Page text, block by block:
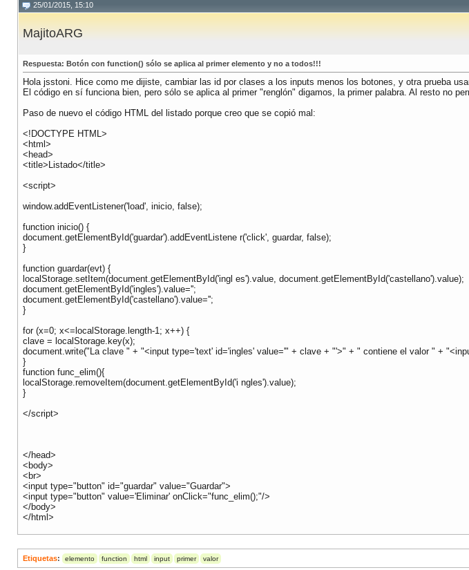
25/01/2015, 15:10
MajitoARG
Respuesta: Botón con function() sólo se aplica al primer elemento y no a todos!!!
Hola jsstoni. Hice como me dijiste, cambiar las id por clases a los inputs menos los botones, y otra prueba
El código en sí funciona bien, pero sólo se aplica al primer "renglón" digamos, la primer palabra. Al resto no
Paso de nuevo el código HTML del listado porque creo que se copió mal:
<!DOCTYPE HTML>
<html>
<head>
<title>Listado</title>
<script>
window.addEventListener('load', inicio, false);
function inicio() {
document.getElementById('guardar').addEventListene r('click', guardar, false);
}
function guardar(evt) {
localStorage.setItem(document.getElementById('ingl es').value, document.getElementById('castellano').value);
document.getElementById('ingles').value='';
document.getElementById('castellano').value='';
}
for (x=0; x<=localStorage.length-1; x++) {
clave = localStorage.key(x);
document.write("La clave " + "<input type='text' id='ingles' value='" + clave + "'>" + " contiene el valor " +
}
function func_elim(){
localStorage.removeItem(document.getElementById('i ngles').value);
}
</script>
</head>
<body>
<br>
<input type="button" id="guardar" value="Guardar">
<input type="button" value='Eliminar' onClick="func_elim();"/>
</body>
</html>
Etiquetas: elemento function html input primer valor